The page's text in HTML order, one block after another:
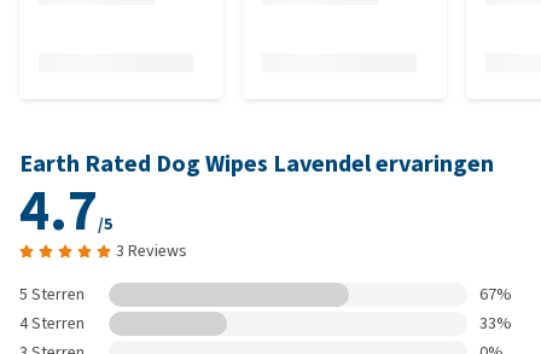
Earth Rated Dog Wipes Lavendel ervaringen
4.7/5
3 Reviews
5 Sterren
67%
4 Sterren
33%